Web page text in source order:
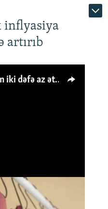
inflyasiya
artırıb
Azərbaycanlı avropalıdan iki dəfə az ət yeyir, amma... 'Qiymət artımı qaçılmazdır'